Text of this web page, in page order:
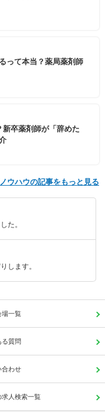
って本当？薬局薬剤師
卒薬剤師が「辞めた
ウハウの記事をもっと見る
た。
します。
場一覧
る質問
合わせ
求人検索一覧